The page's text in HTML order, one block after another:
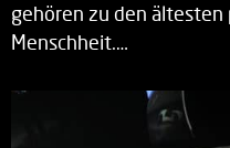
gehören zu den ältesten
Menschheit.…